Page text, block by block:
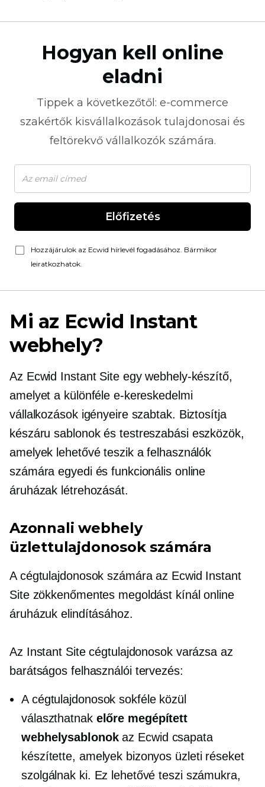
Hogyan kell online
eladni
Tippek a következőtől: e-commerce
szakértők kisvállalkozások tulajdonosai és
feltörekvő vállalkozók számára.
Előfizetés
Hozzájárulok az Ecwid hírlevél fogadásához. Bármikor
leiratkozhatok.
Mi az Ecwid Instant
webhely?
Az Ecwid Instant Site egy webhely-készítő,
amelyet a különféle e-kereskedelmi
vállalkozások igényeire szabtak. Biztosítja
készáru sablonok és testreszabási eszközök,
amelyek lehetővé teszik a felhasználók
számára egyedi és funkcionális online
áruházak létrehozását.
Azonnali webhely
üzlettulajdonosok számára
A cégtulajdonosok számára az Ecwid Instant
Site zökkenőmentes megoldást kínál online
áruházuk elindításához.
Az Instant Site cégtulajdonosok varázsa az
barátságos felhasználóitervezés:
A cégtulajdonosok sokféle közül
választhatnak előre megépített
webhelysablonokaz Ecwid csapata
készítette, amelyek bizonyos üzleti réseket
szolgálnak ki. Ez lehetővé teszi számukra,